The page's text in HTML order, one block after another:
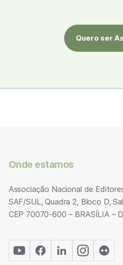
Quero ser
Onde estamos
Associação Nacional de
SAF/SUL, Quadra 2, Bloco D,
CEP 70070-600 – BRASÍLIA –